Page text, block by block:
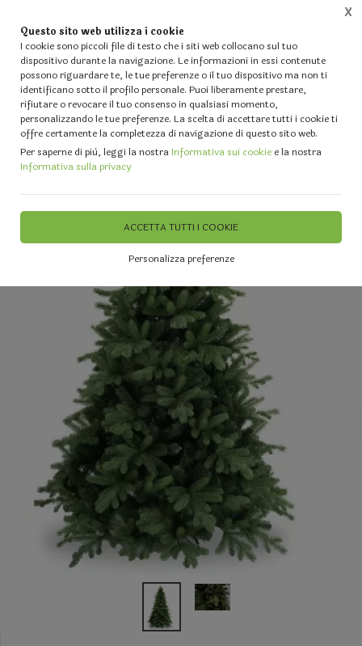
Questo sito web utilizza i cookie
I cookie sono piccoli file di testo che i siti web collocano sul tuo
dispositivo durante la navigazione. Le informazioni in essi contenute
possono riguardare te, le tue preferenze o il tuo dispositivo ma non ti
identificano sotto il profilo personale. Puoi liberamente prestare,
rifiutare o revocare il tuo consenso in qualsiasi momento,
personalizzando le tue preferenze. La scelta di accettare tutti i cookie ti
offre certamente la completezza di navigazione di questo sito web.
Per saperne di più, leggi la nostraInformativa sui cookie e la nostra
Informativa sulla privacy
ACCETTA TUTTI I COOKIE
Personalizza preferenze
X
Home Vetrina IL TUO NATALE - Alberi - Luci - Fiori artificiali - Palline e Decori diversi